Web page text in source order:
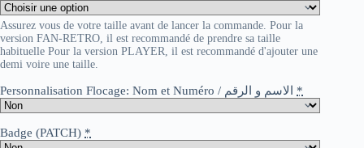
Assurez vous de votre taille avant de lancer la commande. Pour la
version FAN-RETRO, il est recommandé de prendre sa taille
habituelle Pour la version PLAYER, il est recommandé d'ajouter une
demi voire une taille.
Personnalisation Flocage: Nom et Numéro / الاسم و الرقم *
Badge (PATCH) *